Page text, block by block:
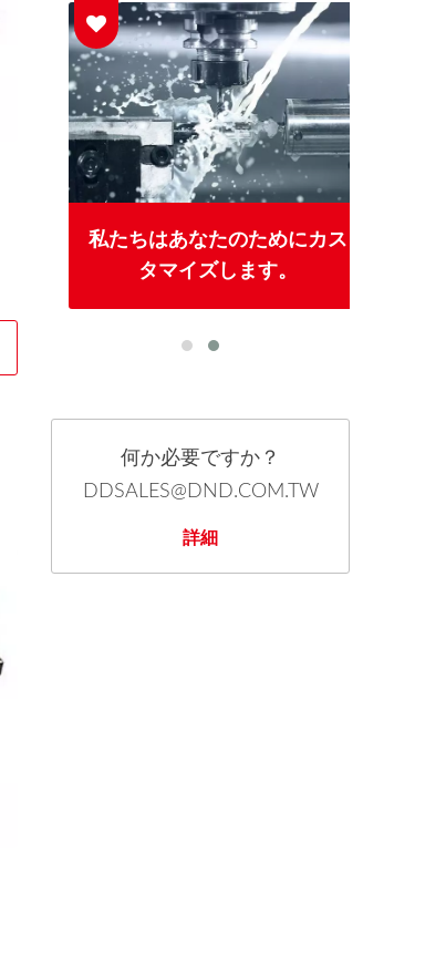
私たちはあなたのためにカス
タマイズします。
何か必要ですか？
DDSALES@DND.COM.TW
詳細